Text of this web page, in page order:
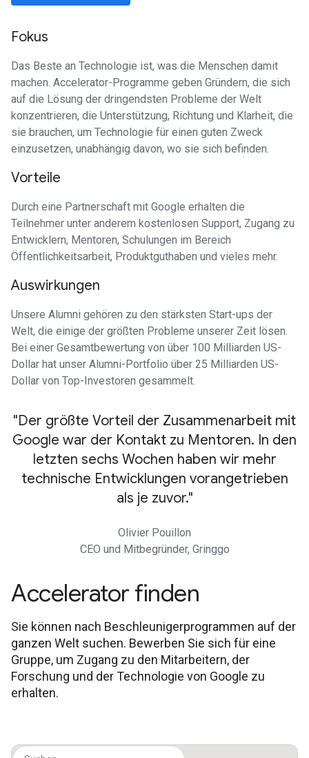
Fokus
Das Beste an Technologie ist, was die Menschen damit
machen. Accelerator-Programme geben Gründern, die sich
auf die Lösung der dringendsten Probleme der Welt
konzentrieren, die Unterstützung, Richtung und Klarheit, die
sie brauchen, um Technologie für einen guten Zweck
einzusetzen, unabhängig davon, wo sie sich befinden.
Vorteile
Durch eine Partnerschaft mit Google erhalten die
Teilnehmer unter anderem kostenlosen Support, Zugang zu
Entwicklern, Mentoren, Schulungen im Bereich
Öffentlichkeitsarbeit, Produktguthaben und vieles mehr.
Auswirkungen
Unsere Alumni gehören zu den stärksten Start-ups der
Welt, die einige der größten Probleme unserer Zeit lösen.
Bei einer Gesamtbewertung von über 100 Milliarden US-
Dollar hat unser Alumni-Portfolio über 25 Milliarden US-
Dollar von Top-Investoren gesammelt.
Der größte Vorteil der Zusammenarbeit mit
Google war der Kontakt zu Mentoren. In den
letzten sechs Wochen haben wir mehr
technische Entwicklungen vorangetrieben
als je zuvor.
Olivier Pouillon
CEO und Mitbegründer, Gringgo
Accelerator finden
Sie können nach Beschleunigerprogrammen auf der
ganzen Welt suchen. Bewerben Sie sich für eine
Gruppe, um Zugang zu den Mitarbeitern, der
Forschung und der Technologie von Google zu
erhalten.